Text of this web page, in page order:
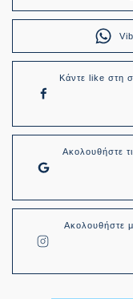
Κάντε like στη
Ακολουθήστε
Ακολουθήστε